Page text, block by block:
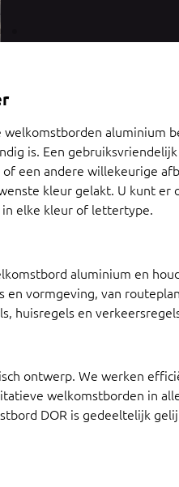
aluminium
is. Een
een andere willekeurige
kleur gelakt. U kunt er
elke kleur of lettertype.
aluminium en
vormgeving, van
huisregels en
ontwerp. We werken
welkomstborden in
DOR is gedeeltelijk